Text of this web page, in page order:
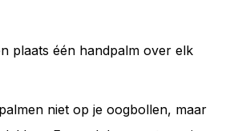
plaats één handpalm over elk
niet op je oogbollen, maar